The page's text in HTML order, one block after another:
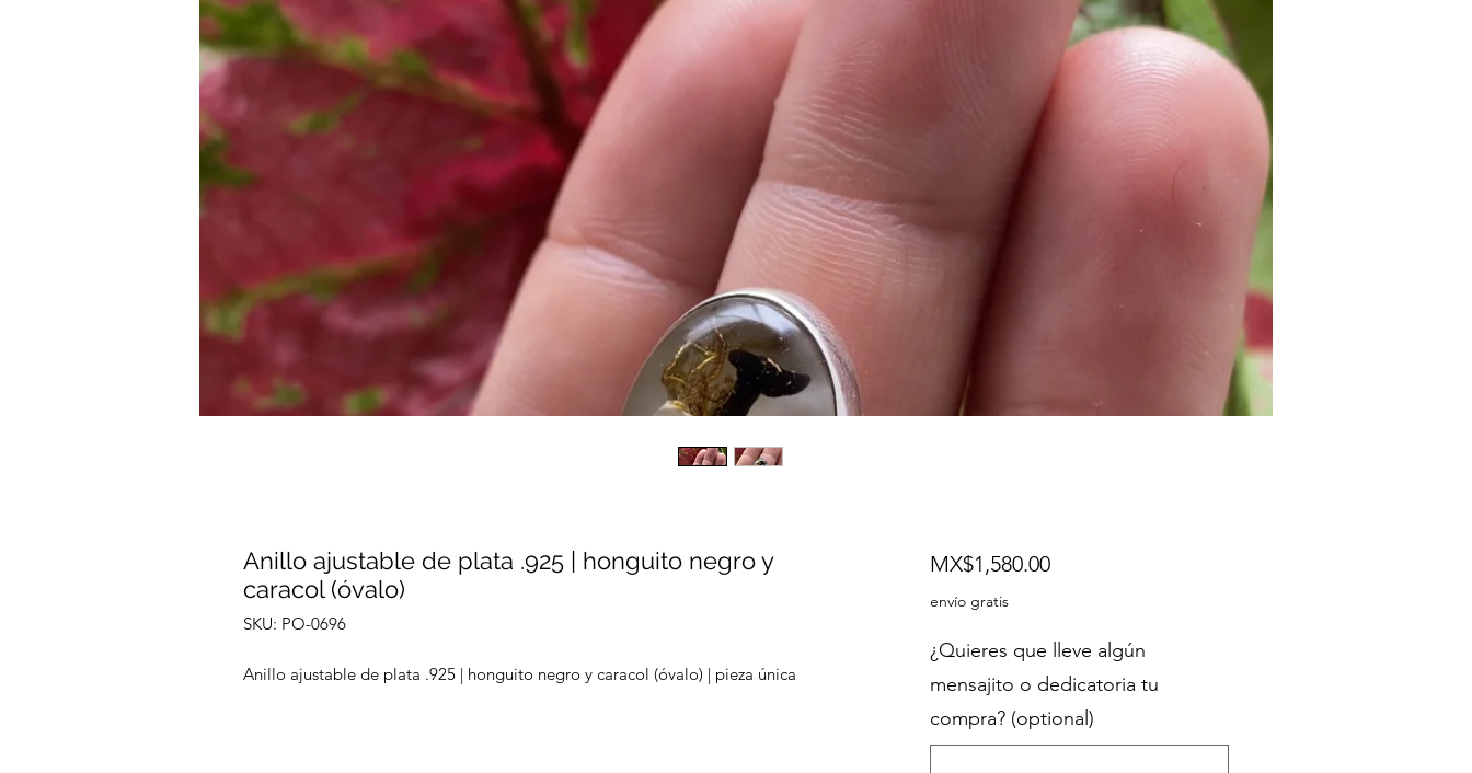
Anillo ajustable de plata .925 | honguito negro y
caracol (óvalo)
SKU: PO-0696
Anillo ajustable de plata .925 | honguito negro y caracol (óvalo) | pieza única
MX$1,580.00Price
envío gratis
¿Quieres que lleve algún
mensajito o dedicatoria tu
compra? (optional)